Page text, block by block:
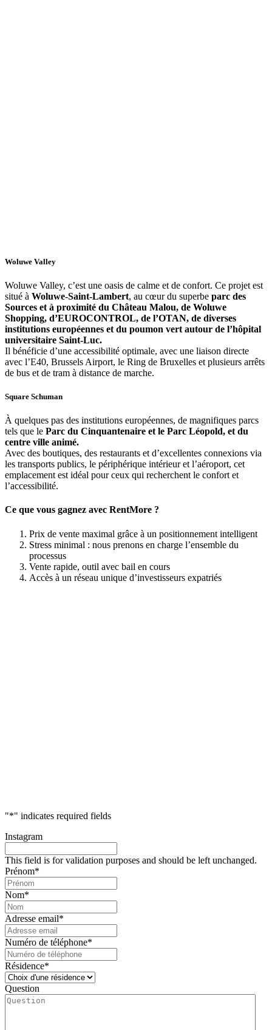
Woluwe Valley
Woluwe Valley, c’est une oasis de calme et de confort. Ce projet est
situé à Woluwe-Saint-Lambert, au cœur du superbe parc des
Sources et à proximité du Château Malou, de Woluwe
Shopping, d’EUROCONTROL, de l’OTAN, de diverses
institutions européennes et du poumon vert autour de l’hôpital
universitaire Saint-Luc.
Il bénéficie d’une accessibilité optimale, avec une liaison directe
avec l’E40, Brussels Airport, le Ring de Bruxelles et plusieurs arrêts
de bus et de tram à distance de marche.
Square Schuman
À quelques pas des institutions européennes, de magnifiques parcs
tels que le Parc du Cinquantenaire et le Parc Léopold, et du
centre ville animé.
Avec des boutiques, des restaurants et d’excellentes connexions via
les transports publics, le périphérique intérieur et l’aéroport, cet
emplacement est idéal pour ceux qui recherchent le confort et
l’accessibilité.
Ce que vous gagnez avec RentMore ?
Prix de vente maximal grâce à un positionnement intelligent
Stress minimal : nous prenons en charge l’ensemble du
processus
Vente rapide, outil avec bail en cours
Accès à un réseau unique d’investisseurs expatriés
"*" indicates required fields
Instagram
This field is for validation purposes and should be left unchanged.
Prénom*
Nom*
Adresse email*
Numéro de téléphone*
Résidence*
Question